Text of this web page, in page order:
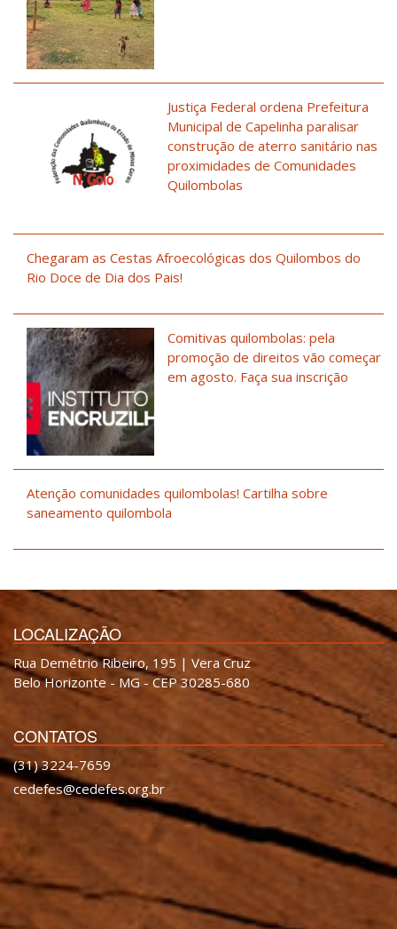
Justiça Federal ordena Prefeitura
Municipal de Capelinha paralisar
construção de aterro sanitário nas
proximidades de Comunidades
Quilombolas
Chegaram as Cestas Afroecológicas dos Quilombos do
Rio Doce de Dia dos Pais!
Comitivas quilombolas: pela
promoção de direitos vão começar
em agosto. Faça sua inscrição
Atenção comunidades quilombolas! Cartilha sobre
saneamento quilombola
LOCALIZAÇÃO
Rua Demétrio Ribeiro, 195 | Vera Cruz
Belo Horizonte - MG - CEP 30285-680
CONTATOS
(31) 3224-7659
cedefes@cedefes.org.br